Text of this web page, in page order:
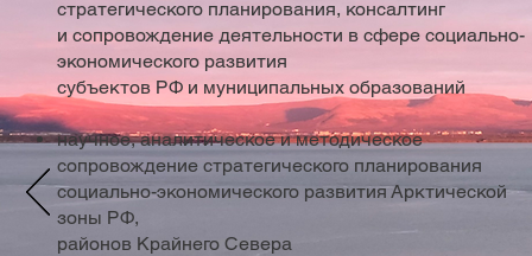
стратегического планирования, консалтинг
и сопровождение деятельности в сфере социально-
экономического развития
субъектов РФ и муниципальных образований
​научное, аналитическое и методическое
сопровождение стратегического планирования
социально-экономического развития Арктической
зоны РФ,
районов Крайнего Севера